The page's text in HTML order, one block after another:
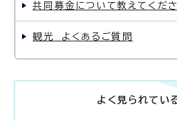
共同募金について教えてくださ
観光 よくあるご質問
よく見られてい